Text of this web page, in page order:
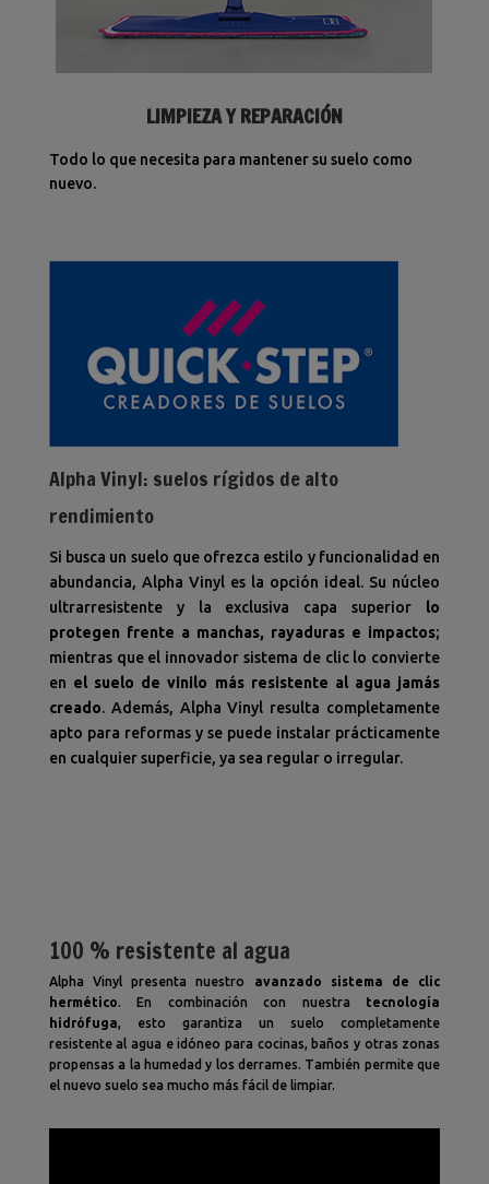
LIMPIEZA Y REPARACIÓN
Todo lo que necesita para mantener su suelo como
nuevo.
Alpha Vinyl: suelos rígidos de alto
rendimiento
Si busca un suelo que ofrezca estilo y funcionalidad en
abundancia, Alpha Vinyl es la opción ideal. Su núcleo
ultrarresistente y la exclusiva capa superior
lo
protegen frente a manchas, rayaduras e impactos;
mientras que el innovador sistema de clic lo convierte
en el suelo de vinilo más resistente al agua jamás
creado. Además, Alpha Vinyl resulta completamente
apto para reformas y se puede instalar prácticamente
en cualquier superficie, ya sea regular o irregular.
100 % resistente al agua
Alpha Vinyl presenta nuestro
avanzado sistema de clic
hermético. En combinación con nuestra tecnología
hidrófuga, esto garantiza un suelo completamente
resistente al agua e idóneo para cocinas, baños y otras zonas
propensas a la humedad y los derrames. También permite que
el nuevo suelo sea mucho más fácil de limpiar.